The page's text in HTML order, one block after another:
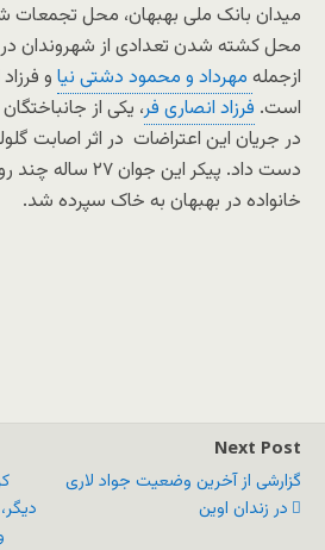
میدان بانک ملی بهبهان، محل تجمعات
ازجمله مهرداد و محمود دشتی نیا و
است. فرزاد انصاری فر
در جریان این اعتراضات در اثر اصابت
دست داد. پیکر این
خانواده در بهبهان به خاک سپرده شد.
Next Post
گزارشی از آخرین وضعیت جواد لاری
در زندان اوین